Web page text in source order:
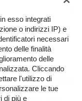
TORNA IN CIMA
esso integrati
o indirizzi IP) e
necessari
delle finalità
delle
Cliccando
l'utilizzo di
le tue
di più e